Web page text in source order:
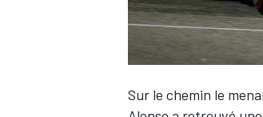
Sur le chemin le